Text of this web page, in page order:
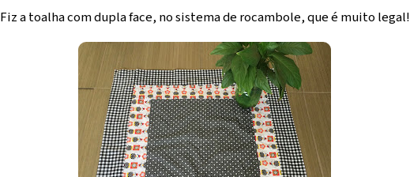
Fiz a toalha com dupla face, no sistema de rocambole, que é muito legal!